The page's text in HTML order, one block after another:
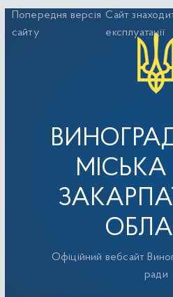
Перейти
до
Попередня версія
сайту
Сайт
експлуатації
Офіційний вебсайт
ради